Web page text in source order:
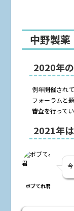
中野製薬
2020年
例年開催され
フォーラムと
審査を行って
2021年
ボブてれ君